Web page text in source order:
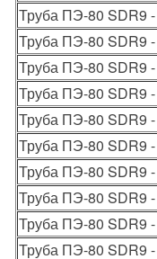
Труба ПЭ-80 SDR9
Труба ПЭ-80 SDR9
Труба ПЭ-80 SDR9
Труба ПЭ-80 SDR9
Труба ПЭ-80 SDR9
Труба ПЭ-80 SDR9
Труба ПЭ-80 SDR9
Труба ПЭ-80 SDR9
Труба ПЭ-80 SDR9
Труба ПЭ-80 SDR9